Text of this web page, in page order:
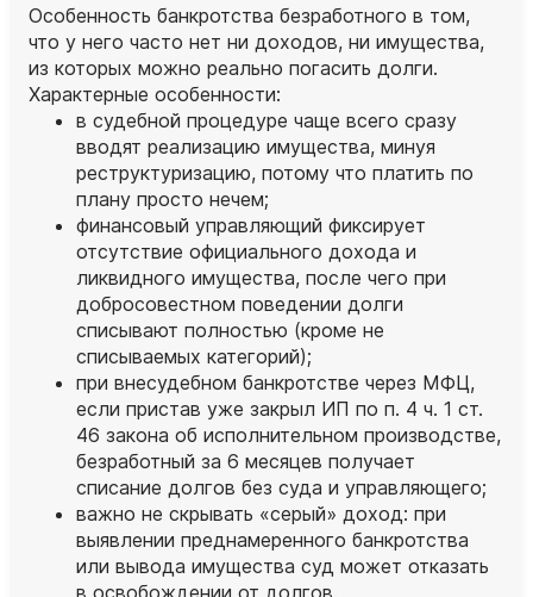
Особенность банкротства безработного в том,
что у него часто нет ни доходов, ни имущества,
из которых можно реально погасить долги.
Характерные особенности:
в судебной процедуре чаще всего сразу
вводят реализацию имущества, минуя
реструктуризацию, потому что платить по
плану просто нечем;
финансовый управляющий фиксирует
отсутствие официального дохода и
ликвидного имущества, после чего при
добросовестном поведении долги
списывают полностью (кроме не
списываемых категорий);
при внесудебном банкротстве через МФЦ,
если пристав уже закрыл ИП по п. 4 ч. 1 ст.
46 закона об исполнительном производстве,
безработный за 6 месяцев получает
списание долгов без суда и управляющего;
важно не скрывать «серый» доход: при
выявлении преднамеренного банкротства
или вывода имущества суд может отказать
в освобождении от долгов.